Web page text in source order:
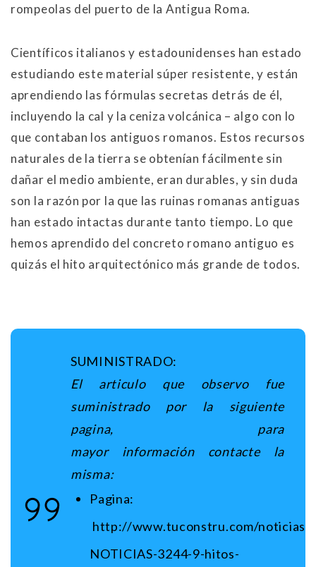
rompeolas del puerto de la Antigua Roma.
Científicos italianos y estadounidenses han estado
estudiando este material súper resistente, y están
aprendiendo las fórmulas secretas detrás de él,
incluyendo la cal y la ceniza volcánica – algo con lo
que contaban los antiguos romanos. Estos recursos
naturales de la tierra se obtenían fácilmente sin
dañar el medio ambiente, eran durables, y sin duda
son la razón por la que las ruinas romanas antiguas
han estado intactas durante tanto tiempo. Lo que
hemos aprendido del concreto romano antiguo es
quizás el hito arquitectónico más grande de todos.
SUMINISTRADO:
El articulo que observo fue
suministrado por la siguiente
pagina, para
mayor información contacte la
misma:
Pagina:
http://www.tuconstru.com/noticias/
NOTICIAS-3244-9-hitos-